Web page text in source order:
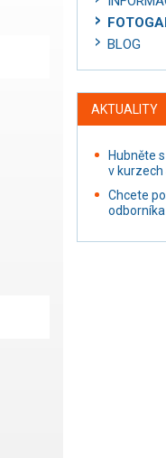
BLOG
AKTUALITY
Hubněte
v kurzech
Chcete